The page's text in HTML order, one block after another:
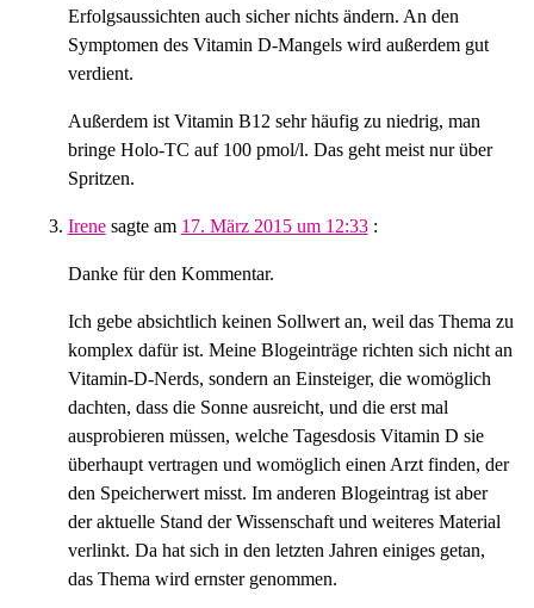
Erfolgsaussichten auch sicher nichts ändern. An den
Symptomen des Vitamin D-Mangels wird außerdem gut
verdient.
Außerdem ist Vitamin B12 sehr häufig zu niedrig, man
bringe Holo-TC auf 100 pmol/l. Das geht meist nur über
Spritzen.
Irenesagte am 17. März 2015 um 12:33 :
Danke für den Kommentar.
Ich gebe absichtlich keinen Sollwert an, weil das Thema zu
komplex dafür ist. Meine Blogeinträge richten sich nicht an
Vitamin-D-Nerds, sondern an Einsteiger, die womöglich
dachten, dass die Sonne ausreicht, und die erst mal
ausprobieren müssen, welche Tagesdosis Vitamin D sie
überhaupt vertragen und womöglich einen Arzt finden, der
den Speicherwert misst. Im anderen Blogeintrag ist aber
der aktuelle Stand der Wissenschaft und weiteres Material
verlinkt. Da hat sich in den letzten Jahren einiges getan,
das Thema wird ernster genommen.